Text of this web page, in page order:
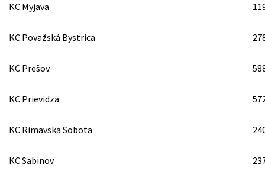
KC Myjava
KC Považská Bystrica
KC Prešov
KC Prievidza
KC Rimavska Sobota
KC Sabinov